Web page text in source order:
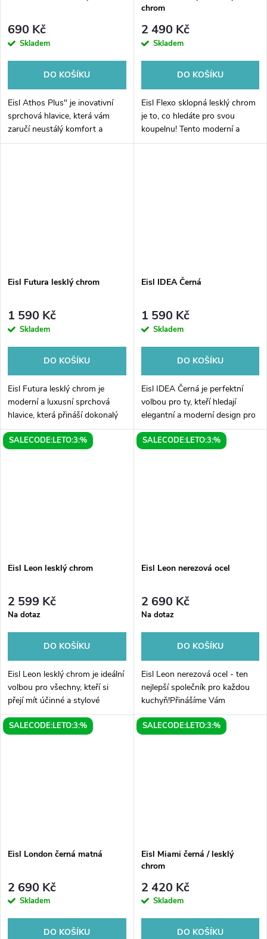
690 Kč
Skladem
DO KOŠÍKU
Eisl Athos Plus" je inovativní
sprchová hlavice, která vám
zaručí neustálý komfort a
dokonalé hydratační a relaxační
chrom
2 490 Kč
Skladem
DO KOŠÍKU
Eisl Flexo sklopná lesklý chrom
je to, co hledáte pro svou
koupelnu! Tento moderní a
funkční držák na toaletní papír
Eisl Futura lesklý chrom
1 590 Kč
Skladem
DO KOŠÍKU
Eisl Futura lesklý chrom je
moderní a luxusní sprchová
hlavice, která přináší dokonalý
zážitek z vaší sprchy. Je
vyrobena z kvalitního
Eisl IDEA Černá
1 590 Kč
Skladem
DO KOŠÍKU
Eisl IDEA Černá je perfektní
volbou pro ty, kteří hledají
elegantní a moderní design pro
svou koupelnu. Tato černá
baterie na umyvadlo stojí nejen
SALECODE:LETO:3:%
Eisl Leon lesklý chrom
2 599 Kč
Na dotaz
DO KOŠÍKU
Eisl Leon lesklý chrom je ideální
volbou pro všechny, kteří si
přejí mít účinné a stylové
armatury v koupelně. Tento
moderní a elegantní produkt se
SALECODE:LETO:3:%
Eisl Leon nerezová ocel
2 690 Kč
Na dotaz
DO KOŠÍKU
Eisl Leon nerezová ocel - ten
nejlepší společník pro každou
kuchyň!Přinášíme Vám
nejnovější zázrak naší
společnosti - Eisl Leon
SALECODE:LETO:3:%
Eisl London černá matná
2 690 Kč
Skladem
DO KOŠÍKU
SALECODE:LETO:3:%
Eisl Miami černá / lesklý
chrom
2 420 Kč
Skladem
DO KOŠÍKU